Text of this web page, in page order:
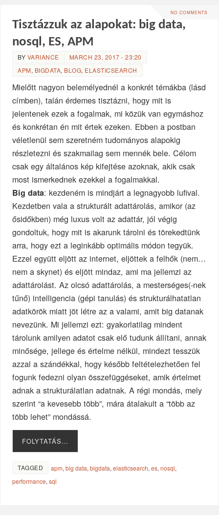
NO COMMENTS
Tisztázzuk az alapokat: big data,
nosql, ES, APM
BY VARIANCE
MARCH 23, 2017 - 23:20
APM, BIGDATA, BLOG, ELASTICSEARCH
Mielőtt nagyon belemélyednél a konkrét témákba (lásd
címben), talán érdemes tisztázni, hogy mit is
jelentenek ezek a fogalmak, mi közük van egymáshoz
és konkrétan én mit értek ezeken. Ebben a postban
véletlenül sem szeretném tudományos alapokig
részletezni és szakmailag sem mennék bele. Célom
csak egy általános kép kifejtése azoknak, akik csak
most ismerkednek ezekkel a fogalmakkal.
Big data: kezdeném is mindjárt a legnagyobb lufival.
Kezdetben vala a strukturált adattárolás, amikor (az
ősidőkben) még luxus volt az adattár, jól végig
gondoltuk, hogy mit is akarunk tárolni és törekedtünk
arra, hogy ezt a leginkább optimális módon tegyük.
Ezzel együtt eljött az internet, eljöttek a felhők (nem…
nem a skynet) és eljött mindaz, ami ma jellemzi az
adattárolást. Az olcsó adattárolás, a mesterséges(-nek
tűnő) intelligencia (gépi tanulás) és strukturálhatatlan
adatkörök miatt jöt létre az a valami, amit big datanak
nevezünk. Mi jellemzi ezt: gyakorlatilag mindent
tárolunk amilyen adatot csak elő tudunk állítani, annak
minősége, jellege és értelme nélkül, mindezt tesszük
azzal a szándékkal, hogy később feltételezhetően fel
fogunk fedezni olyan összefüggéseket, amik értelmet
adnak a strukturálatlan adatnak. A régi mondás, mely
szerint “a kevesebb több”, mára átalakult a “több az
több lehet” mondássá.
FOLYTATÁS…
TAGGED apm,big data,bigdata,elasticsearch,es,nosql,
performance,sql